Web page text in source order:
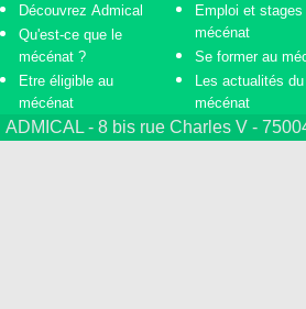
Découvrez Admical
Qu'est-ce que le
mécénat ?
Etre éligible au
mécénat
Emploi et stages
mécénat
Se former au
Les actualités du
mécénat
ADMICAL - 8 bis rue Charles V -